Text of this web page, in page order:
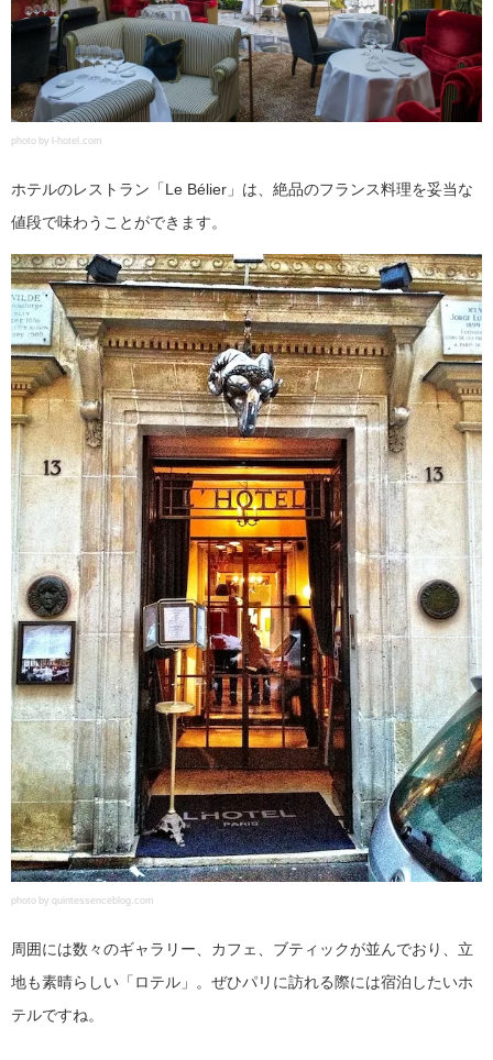
photo by l-hotel.com
ホテルのレストラン「Le Bélier」は、絶品のフランス料理を妥当な
値段で味わうことができます。
photo by quintessenceblog.com
周囲には数々のギャラリー、カフェ、ブティックが並んでおり、立
地も素晴らしい「ロテル」。ぜひパリに訪れる際には宿泊したいホ
テルですね。